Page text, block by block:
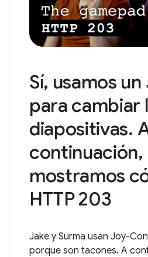
Sí, usamos
para cambiar
diapositivas.
continuación,
mostramos
HTTP 203
Jake y Surma usan Joy-
porque son tacones. A